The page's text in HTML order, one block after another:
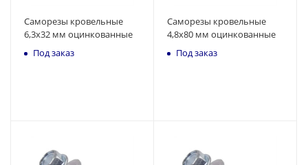
Саморезы кровельные
6,3x32 мм оцинкованные
Под заказ
Саморезы кровельные
4,8x80 мм оцинкованные
Под заказ